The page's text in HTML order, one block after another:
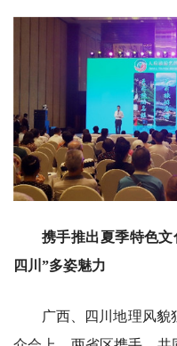
携手推出夏季特色
四川”多姿魅力
广西、四川地理风貌